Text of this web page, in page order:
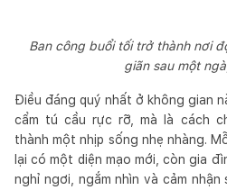
Ban công buổi tối trở thành nơi
giãn sau một
Điều đáng quý nhất ở không gian
cẩm tú cầu rực rỡ, mà là cách
thành một nhịp sống nhẹ nhàng.
lại có một diện mạo mới, còn gia
nghỉ ngơi, ngắm nhìn và cảm